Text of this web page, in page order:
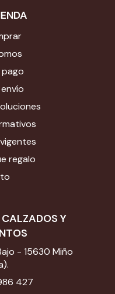
Y
- 15630 Miño
427
regalo